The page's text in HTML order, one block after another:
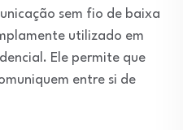
sem fio de baixa
utilizado em
Ele permite que
entre si de